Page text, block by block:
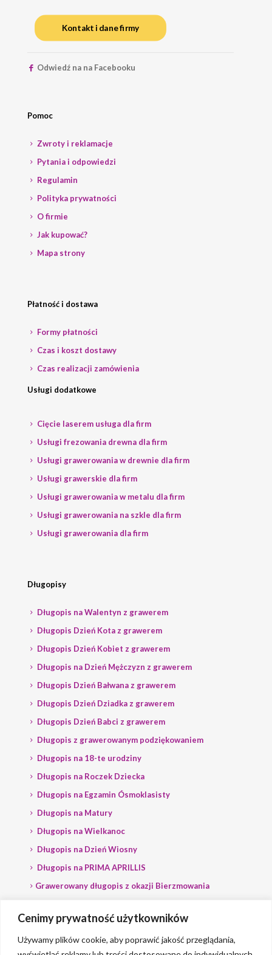
Cenimy prywatność użytkowników
Używamy plików cookie, aby poprawić jakość przeglądania,
Kontakt i dane firmy
Odwiedź na na Facebooku
Pomoc
Zwroty i reklamacje
Pytania i odpowiedzi
Regulamin
Polityka prywatności
O firmie
Jak kupować?
Mapa strony
Płatność i dostawa
Formy płatności
Czas i koszt dostawy
Czas realizacji zamówienia
Usługi dodatkowe
Cięcie laserem usługa dla firm
Usługi frezowania drewna dla firm
Usługi grawerowania w drewnie dla firm
Usługi grawerskie dla firm
Usługi grawerowania w metalu dla firm
Usługi grawerowania na szkle dla firm
Usługi grawerowania dla firm
Długopisy
Długopis na Walentyn z grawerem
Długopis Dzień Kota z grawerem
Długopis Dzień Kobiet z grawerem
Długopis na Dzień Mężczyzn z grawerem
Długopis Dzień Bałwana z grawerem
Długopis Dzień Dziadka z grawerem
Długopis Dzień Babci z grawerem
Długopis z grawerowanym podziękowaniem
Długopis na 18-te urodziny
Długopis na Roczek Dziecka
Długopis na Egzamin Ósmoklasisty
Długopis na Matury
Długopis na Wielkanoc
Długopis na Dzień Wiosny
Długopis na PRIMA APRILLIS
Grawerowany długopis z okazji Bierzmowania
Grawerowany długopis dla Polityka